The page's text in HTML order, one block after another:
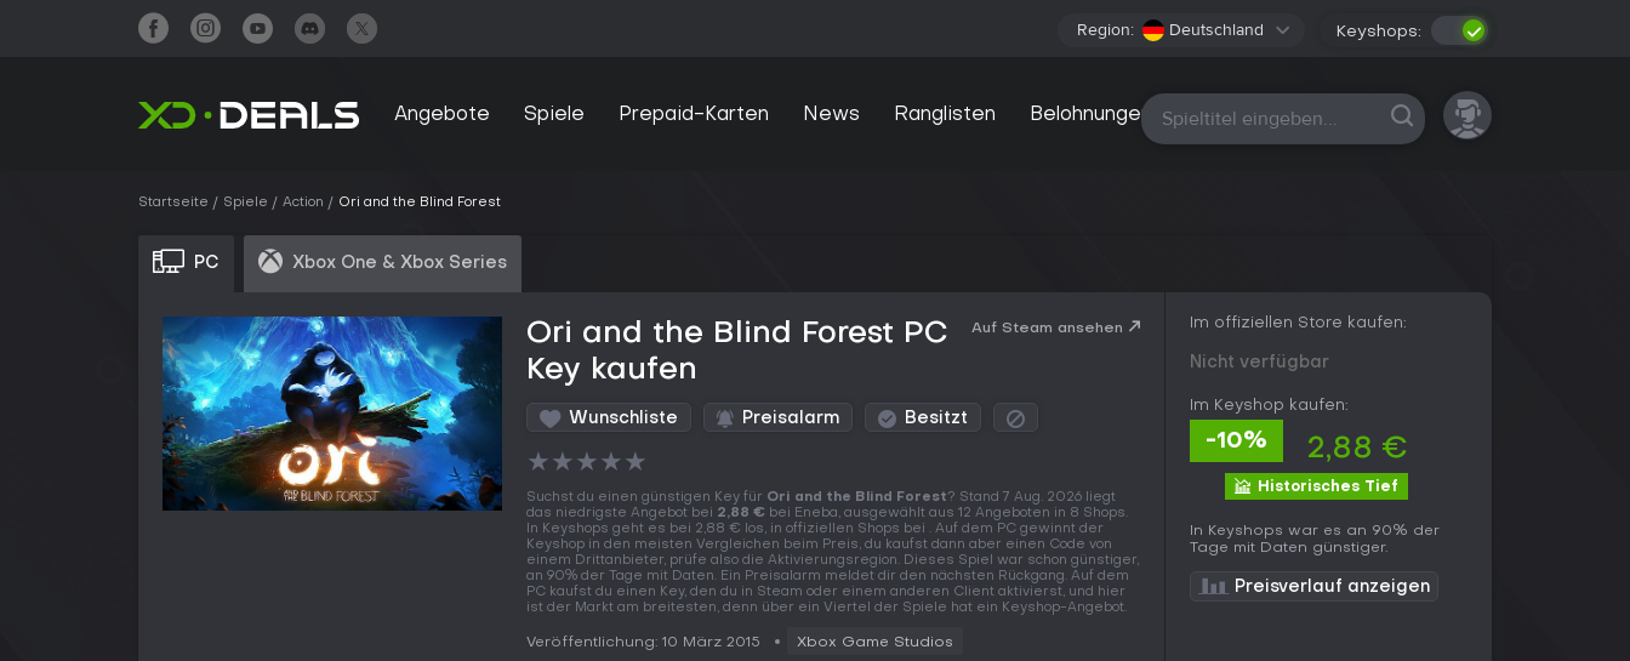
Region: Deutschland Keyshops:
Angebote Spiele Prepaid-Karten News Ranglisten Belohnungen Alle Plattformen
Startseite Spiele Action Ori and the Blind Forest
PC Xbox One & Xbox Series
Ori and the Blind Forest PC
Key kaufen
Auf Steam ansehen
Wunschliste Preisalarm Besitzt
★★★★★
Suchst du einen günstigen Key für Ori and the Blind Forest? Stand 7 Aug. 2026 liegt
das niedrigste Angebot bei 2,88 € bei Eneba, ausgewählt aus 12 Angeboten in 8 Shops.
In Keyshops geht es bei 2,88 € los, in offiziellen Shops bei . Auf dem PC gewinnt der
Keyshop in den meisten Vergleichen beim Preis, du kaufst dann aber einen Code von
einem Drittanbieter, prüfe also die Aktivierungsregion. Dieses Spiel war schon günstiger,
an 90% der Tage mit Daten. Ein Preisalarm meldet dir den nächsten Rückgang. Auf dem
PC kaufst du einen Key, den du in Steam oder einem anderen Client aktivierst, und hier
ist der Markt am breitesten, denn über ein Viertel der Spiele hat ein Keyshop-Angebot.
Veröffentlichung: 10 März 2015 Xbox Game Studios
Im offiziellen Store kaufen:
Nicht verfügbar
Im Keyshop kaufen:
-10% 2,88 €
Historisches Tief
In Keyshops war es an 90% der
Tage mit Daten günstiger.
Preisverlauf anzeigen